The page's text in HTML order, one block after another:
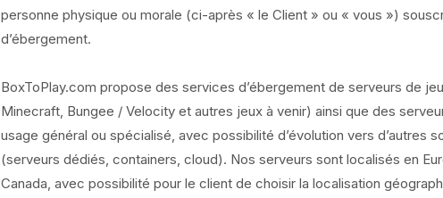
personne physique ou morale (ci-après « le Client » ou « vous »)
d’ébergement.
BoxToPlay.com propose des services d’ébergement de serveurs de
Minecraft, Bungee / Velocity et autres jeux à venir) ainsi que des
usage général ou spécialisé, avec possibilité d’évolution vers d’autres
(serveurs dédiés, containers, cloud). Nos serveurs sont localisés en
Canada, avec possibilité pour le client de choisir la localisation